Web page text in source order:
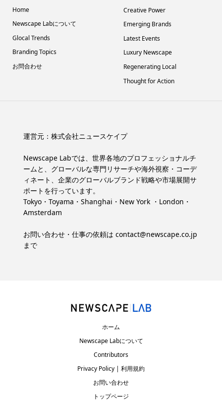
Home
Newscape Labについて
Glocal Trends
Branding Topics
お問合わせ
Creative Power
Emerging Brands
Latest Events
Luxury Newscape
Regenerating Local
Thought for Action
運営元： 株式会社ニュースケイプ
Newscape Labでは、世界各地のプロフェッショナルチ
ームと、グローバルな専門リサーチや海外視察・コーデ
ィネート、企業のグローバルブランド戦略や市場展開サ
ポートを行っています。
Tokyo・Toyama・Shanghai・New York ・London・
Amsterdam
お問い合わせ・仕事の依頼は contact@newscape.co.jp
まで
ホーム
Newscape Labについて
Contributors
Privacy Policy | 利用規約
お問い合わせ
トップページ